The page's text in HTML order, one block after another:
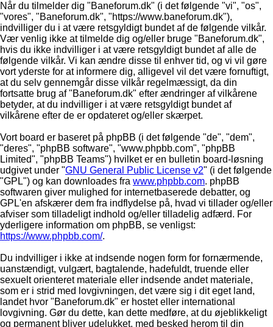
Når du tilmelder dig "Baneforum.dk" (i det følgende "vi", "os",
"vores", "Baneforum.dk", "https://www.baneforum.dk"),
indvilliger du i at være retsgyldigt bundet af de følgende vilkår.
Vær venlig ikke at tilmelde dig og/eller bruge "Baneforum.dk",
hvis du ikke indvilliger i at være retsgyldigt bundet af alle de
følgende vilkår. Vi kan ændre disse til enhver tid, og vi vil gøre
vort yderste for at informere dig, alligevel vil det være fornuftigt,
at du selv gennemgår disse vilkår regelmæssigt, da din
fortsatte brug af "Baneforum.dk" efter ændringer af vilkårene
betyder, at du indvilliger i at være retsgyldigt bundet af
vilkårene efter de er opdateret og/eller skærpet.
Vort board er baseret på phpBB (i det følgende "de", "dem",
"deres", "phpBB software", "www.phpbb.com", "phpBB
Limited", "phpBB Teams") hvilket er en bulletin board-løsning
udgivet under "GNU General Public License v2" (i det følgende
"GPL") og kan downloades fra www.phpbb.com. phpBB
softwaren giver mulighed for internetbaserede debatter, og
GPL'en afskærer dem fra indflydelse på, hvad vi tillader og/eller
afviser som tilladeligt indhold og/eller tilladelig adfærd. For
yderligere information om phpBB, se venligst:
https://www.phpbb.com/.
Du indvilliger i ikke at indsende nogen form for fornærmende,
uanstændigt, vulgært, bagtalende, hadefuldt, truende eller
sexuelt orienteret materiale eller indsende andet materiale,
som er i strid med lovgivningen, det være sig i dit eget land,
landet hvor "Baneforum.dk" er hostet eller international
lovgivning. Gør du dette, kan dette medføre, at du øjeblikkeligt
og permanent bliver udelukket, med besked herom til din